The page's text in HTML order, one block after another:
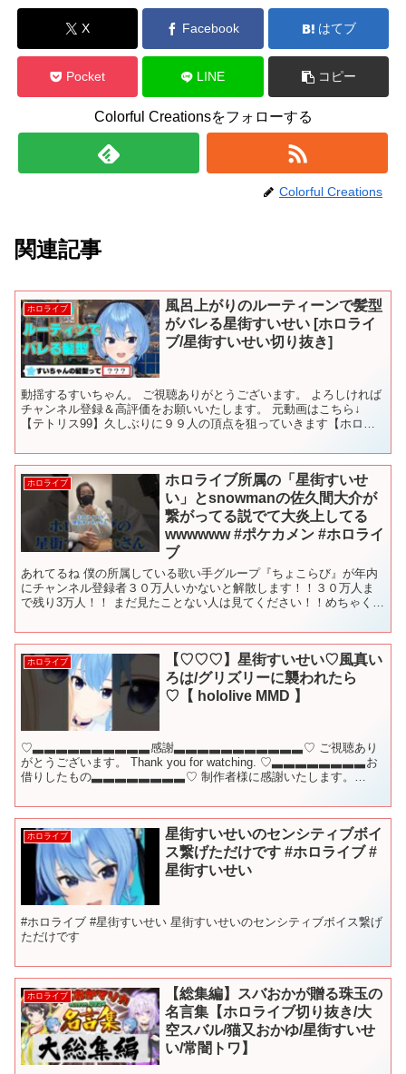
X Facebook はてブ
Pocket LINE コピー
Colorful Creationsをフォローする
Colorful Creations
関連記事
ホロライブ
風呂上がりのルーティーンで髪型
がバレる星街すいせい [ホロライ
ブ/星街すいせい切り抜き]
動揺するすいちゃん。 ご視聴ありがとうございます。 よろしければ
チャンネル登録＆高評価をお願いいたします。 元動画はこちら↓
【テトリス99】久しぶりに９９人の頂点を狙っていきます【ホロラ
ホロライブ
ホロライブ所属の「星街すいせ
い」とsnowmanの佐久間大介が
繋がってる説でて大炎上してる
wwwwww #ポケカメン #ホロライ
ブ
あれてるね 僕の所属している歌い手グループ『ちょこらび』が年内
にチャンネル登録者３０万人いかないと解散します！！３０万人ま
で残り3万人！！ まだ見たことない人は見てください！！めちゃくち
ホロライブ
【♡♡♡】星街すいせい♡風真い
ろは/グリズリーに襲われたら
♡【 hololive MMD 】
♡▃▃▃▃▃▃▃▃▃▃感謝▃▃▃▃▃▃▃▃▃▃▃♡ ご視聴あり
がとうございます。 Thank you for watching. ♡▃▃▃▃▃▃▃▃お
借りしたもの▃▃▃▃▃▃▃▃♡ 制作者様に感謝いたします。
ホロライブ
星街すいせいのセンシティブボイ
ス繋げただけです #ホロライブ #
星街すいせい
#ホロライブ #星街すいせい 星街すいせいのセンシティブボイス繋げ
ただけです
ホロライブ
【総集編】スバおかが贈る珠玉の
名言集【ホロライブ切り抜き/大
空スバル/猫又おかゆ/星街すいせ
い/常闇トワ】